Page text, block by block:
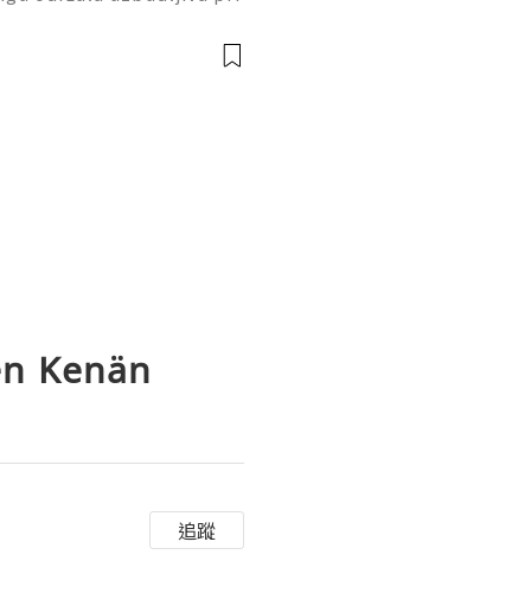
dok se huk publike o
Kenän
追蹤